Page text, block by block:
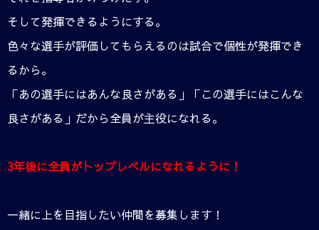
そして発揮できるようにする。
色々な選手が評価してもらえるのは試合で個性が発揮でき
るから。
「あの選手にはあんな良さがある」「この選手にはこんな
良さがある」だから全員が主役になれる。
3年後に全員がトップレベルになれるように！
一緒に上を目指したい仲間を募集します！